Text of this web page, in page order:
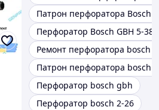
Патрон перфоратора Bosch
Перфоратор Bosch GBH 5-38
Ремонт перфоратора bosch
Патрон перфоратора bosch 2
Перфоратор bosch gbh
Перфоратор bosch 2-26